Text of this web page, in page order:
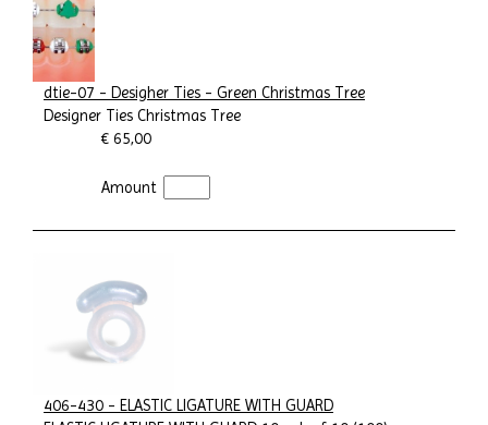
dtie-07 - Desigher Ties - Green Christmas Tree
Designer Ties Christmas Tree
€ 65,00
Amount
406-430 - ELASTIC LIGATURE WITH GUARD